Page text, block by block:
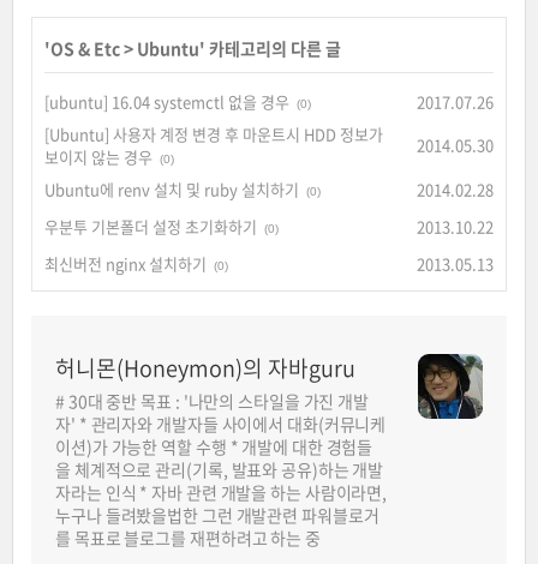
'OS & Etc> Ubuntu' 카테고리의 다른 글
[ubuntu] 16.04 systemctl 없을 경우 (0)
2017.07.26
[Ubuntu] 사용자 계정 변경 후 마운트시 HDD 정보가
보이지 않는 경우
(0)
2014.05.30
Ubuntu에 renv 설치 및 ruby 설치하기
(0)
2014.02.28
우분투 기본폴더 설정 초기화하기
(0)
2013.10.22
최신버전 nginx 설치하기
(0) 2013.05.13
허니몬(Honeymon)의 자바guru
# 30대 중반 목표 : '나만의 스타일을 가진 개발
자' * 관리자와 개발자들 사이에서 대화(커뮤니케
이션)가 가능한 역할 수행 * 개발에 대한 경험들
을 체계적으로 관리(기록, 발표와 공유)하는 개발
자라는 인식 * 자바 관련 개발을 하는 사람이라면,
누구나 들려봤을법한 그런 개발관련 파워블로거
를 목표로 블로그를 재편하려고 하는 중